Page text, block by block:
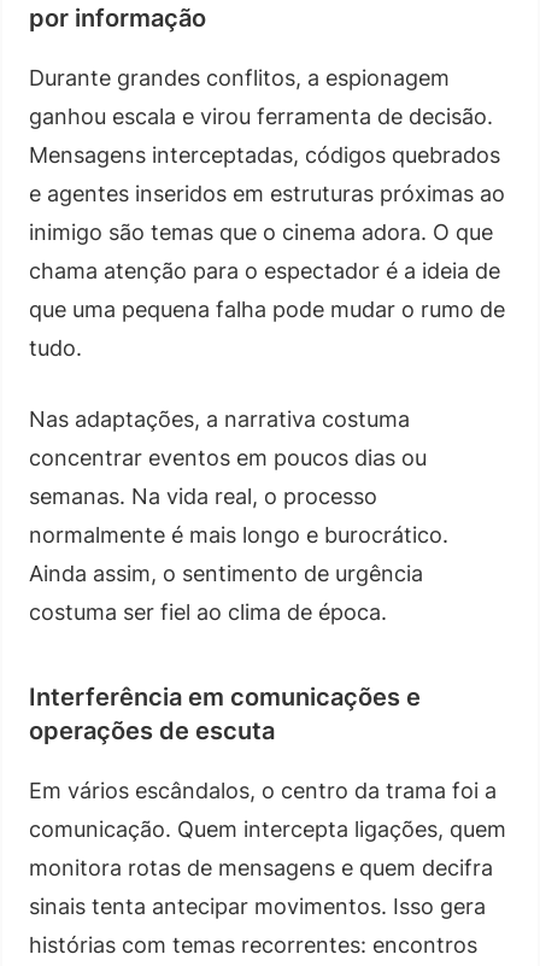
por informação
Durante grandes conflitos, a espionagem
ganhou escala e virou ferramenta de decisão.
Mensagens interceptadas, códigos quebrados
e agentes inseridos em estruturas próximas ao
inimigo são temas que o cinema adora. O que
chama atenção para o espectador é a ideia de
que uma pequena falha pode mudar o rumo de
tudo.
Nas adaptações, a narrativa costuma
concentrar eventos em poucos dias ou
semanas. Na vida real, o processo
normalmente é mais longo e burocrático.
Ainda assim, o sentimento de urgência
costuma ser fiel ao clima de época.
Interferência em comunicações e
operações de escuta
Em vários escândalos, o centro da trama foi a
comunicação. Quem intercepta ligações, quem
monitora rotas de mensagens e quem decifra
sinais tenta antecipar movimentos. Isso gera
histórias com temas recorrentes: encontros